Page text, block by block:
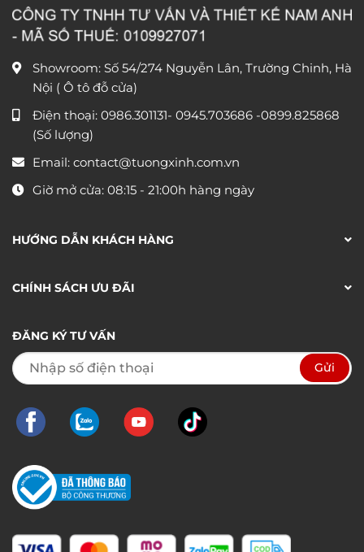
Showroom: Số 54/274 Nguyễn Lân, Trường Chinh, Hà
Nội ( Ô tô đỗ cửa)
Điện thoại: 0986.301131- 0945.703686 -0899.825868
(Số lượng)
Email: contact@tuongxinh.com.vn
Giờ mở cửa: 08:15 - 21:00h hàng ngày
HƯỚNG DẪN KHÁCH HÀNG
CHÍNH SÁCH ƯU ĐÃI
ĐĂNG KÝ TƯ VẤN